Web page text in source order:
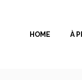
contenuHOME À